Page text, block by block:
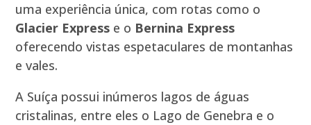
uma experiência única, com rotas como o
Glacier Express e o Bernina Express
oferecendo vistas espetaculares de montanhas
e vales.
A Suíça possui inúmeros lagos de águas
cristalinas, entre eles o Lago de Genebra e o